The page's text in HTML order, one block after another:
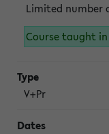
Limited number
Course taught in
V+Pr